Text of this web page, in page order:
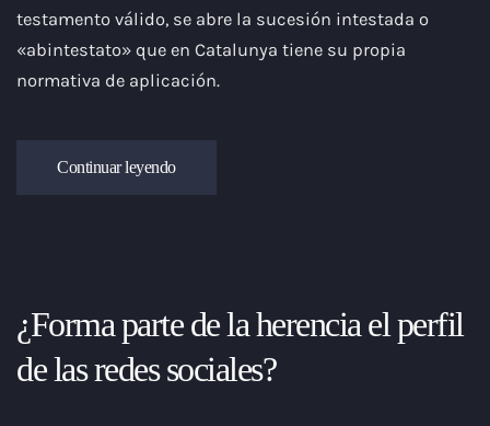
testamento válido, se abre la sucesión intestada o
«abintestato» que en Catalunya tiene su propia
normativa de aplicación.
Continuar leyendo
¿Forma parte de la herencia el perfil
de las redes sociales?